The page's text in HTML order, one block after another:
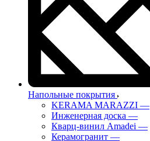
Напольные покрытия
KERAMA MARAZZI —
Инженерная доска —
Кварц-винил Amadei —
Керамогранит —